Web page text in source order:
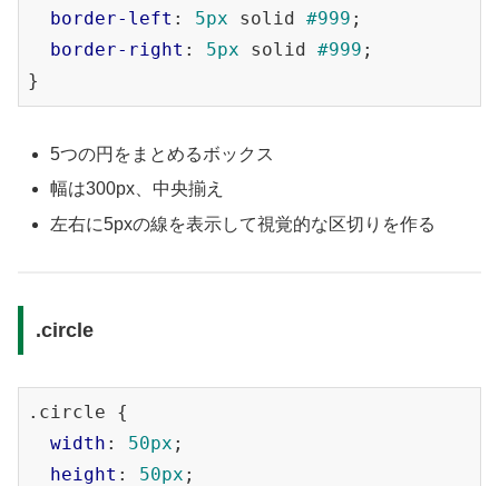
border-left : 5px solid #999 ;
border-right : 5px solid #999 ;
5つの円をまとめるボックス
幅は300px、中央揃え
左右に5pxの線を表示して視覚的な区切りを作る
.circle
.circle {
width : 50px ;
height : 50px ;